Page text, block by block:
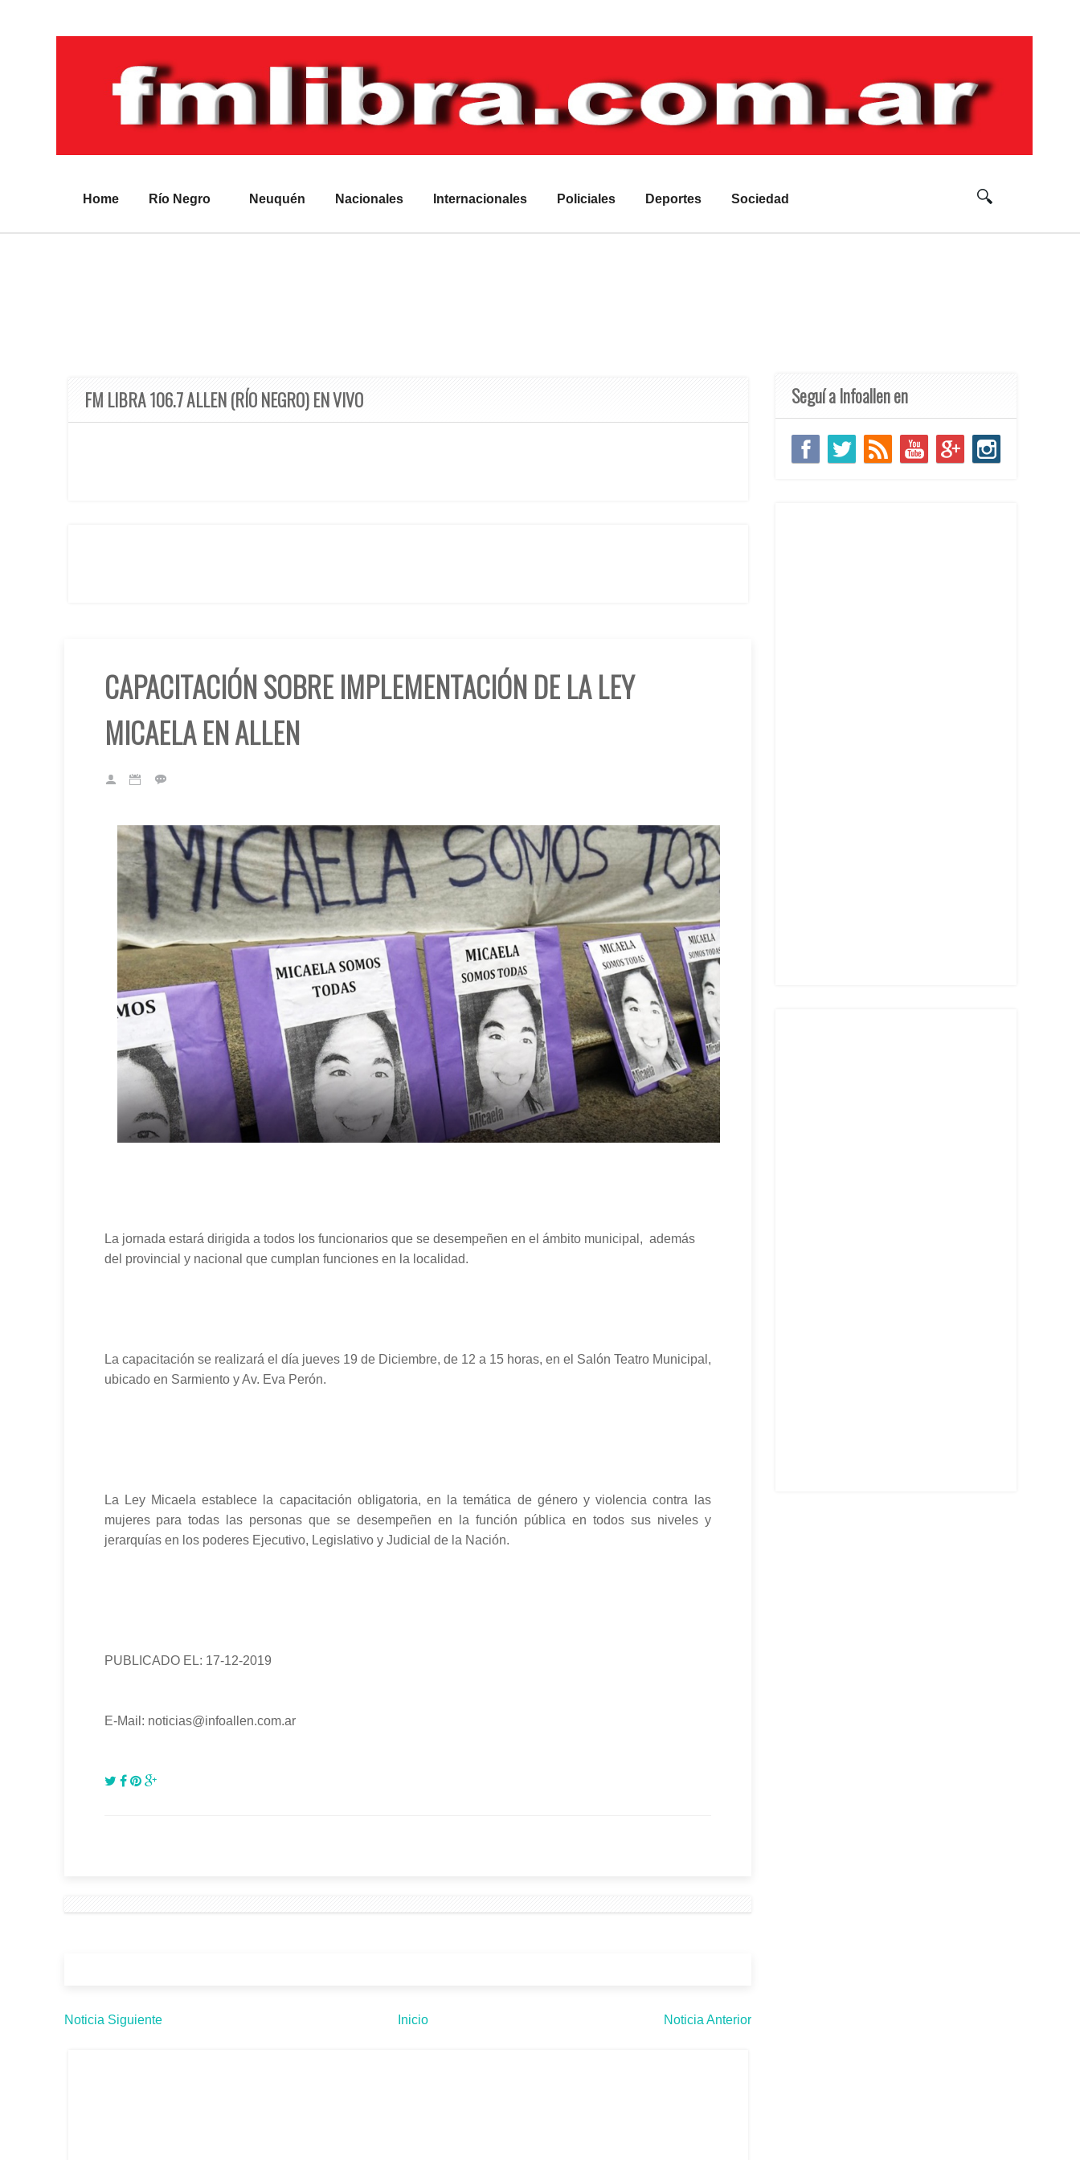
Home Río Negro Neuquén Nacionales Internacionales Policiales Deportes Sociedad
FM LIBRA 106.7 ALLEN (RÍO NEGRO) EN VIVO
CAPACITACIÓN SOBRE IMPLEMENTACIÓN DE LA LEY
MICAELA EN ALLEN
La jornada estará dirigida a todos los funcionarios que se desempeñen en el ámbito municipal, además
del provincial y nacional que cumplan funciones en la localidad.
La capacitación se realizará el día jueves 19 de Diciembre, de 12 a 15 horas, en el Salón Teatro Municipal,
ubicado en Sarmiento y Av. Eva Perón.
La Ley Micaela establece la capacitación obligatoria, en la temática de género y violencia contra las
mujeres para todas las personas que se desempeñen en la función pública en todos sus niveles y
jerarquías en los poderes Ejecutivo, Legislativo y Judicial de la Nación.
PUBLICADO EL: 17-12-2019
E-Mail: noticias@infoallen.com.ar
Noticia Siguiente Inicio Noticia Anterior
Seguí a Infoallen en